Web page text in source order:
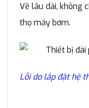
Về lâu dài, không
thọ máy bơm.
Lỗi do lắp đặt hệ